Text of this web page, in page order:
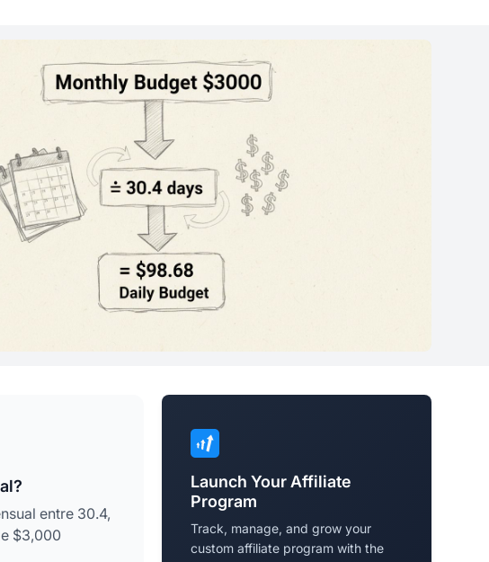
entre 30.4,
$3,000
Launch Your Affiliate
Program
Track, manage, and grow your
custom affiliate program with the